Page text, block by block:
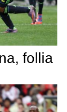
follia